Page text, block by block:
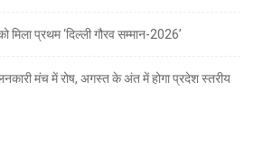
मिला प्रथम ‘दिल्ली गौरव सम्मान-2026’
मंच में रोष, अगस्त के अंत में होगा प्रदेश स्तरीय